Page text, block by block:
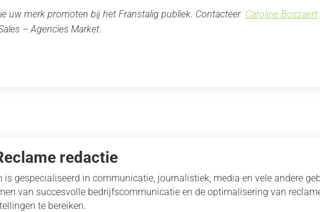
uw merk promoten bij het Franstalig publiek. Contacteer Caroline Bossaert
– Agencies Market.
redactie
is gespecialiseerd in communicatie, journalistiek, media en vele andere
van succesvolle bedrijfscommunicatie en de optimalisering van
te bereiken.